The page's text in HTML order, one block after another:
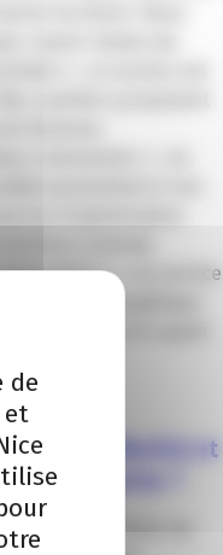
le territoire. Nous
couvrir toutes les
» : ce service est
courtiers proposent
factures
consommer » : un
permettant à nos
d’optimisation
leurs contrats
gérer » : un service
énergétique
consommer en ayant
vous utilisé(s) et
entreprise ?
Nice Côte d’Azur de
de
et